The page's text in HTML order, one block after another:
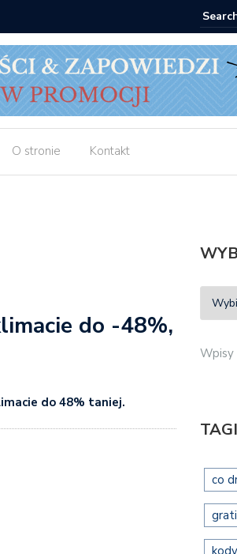
Matras: 10
O stronie Kontakt
do -48%,
do 48% taniej.
Wpisy
TAGI
co